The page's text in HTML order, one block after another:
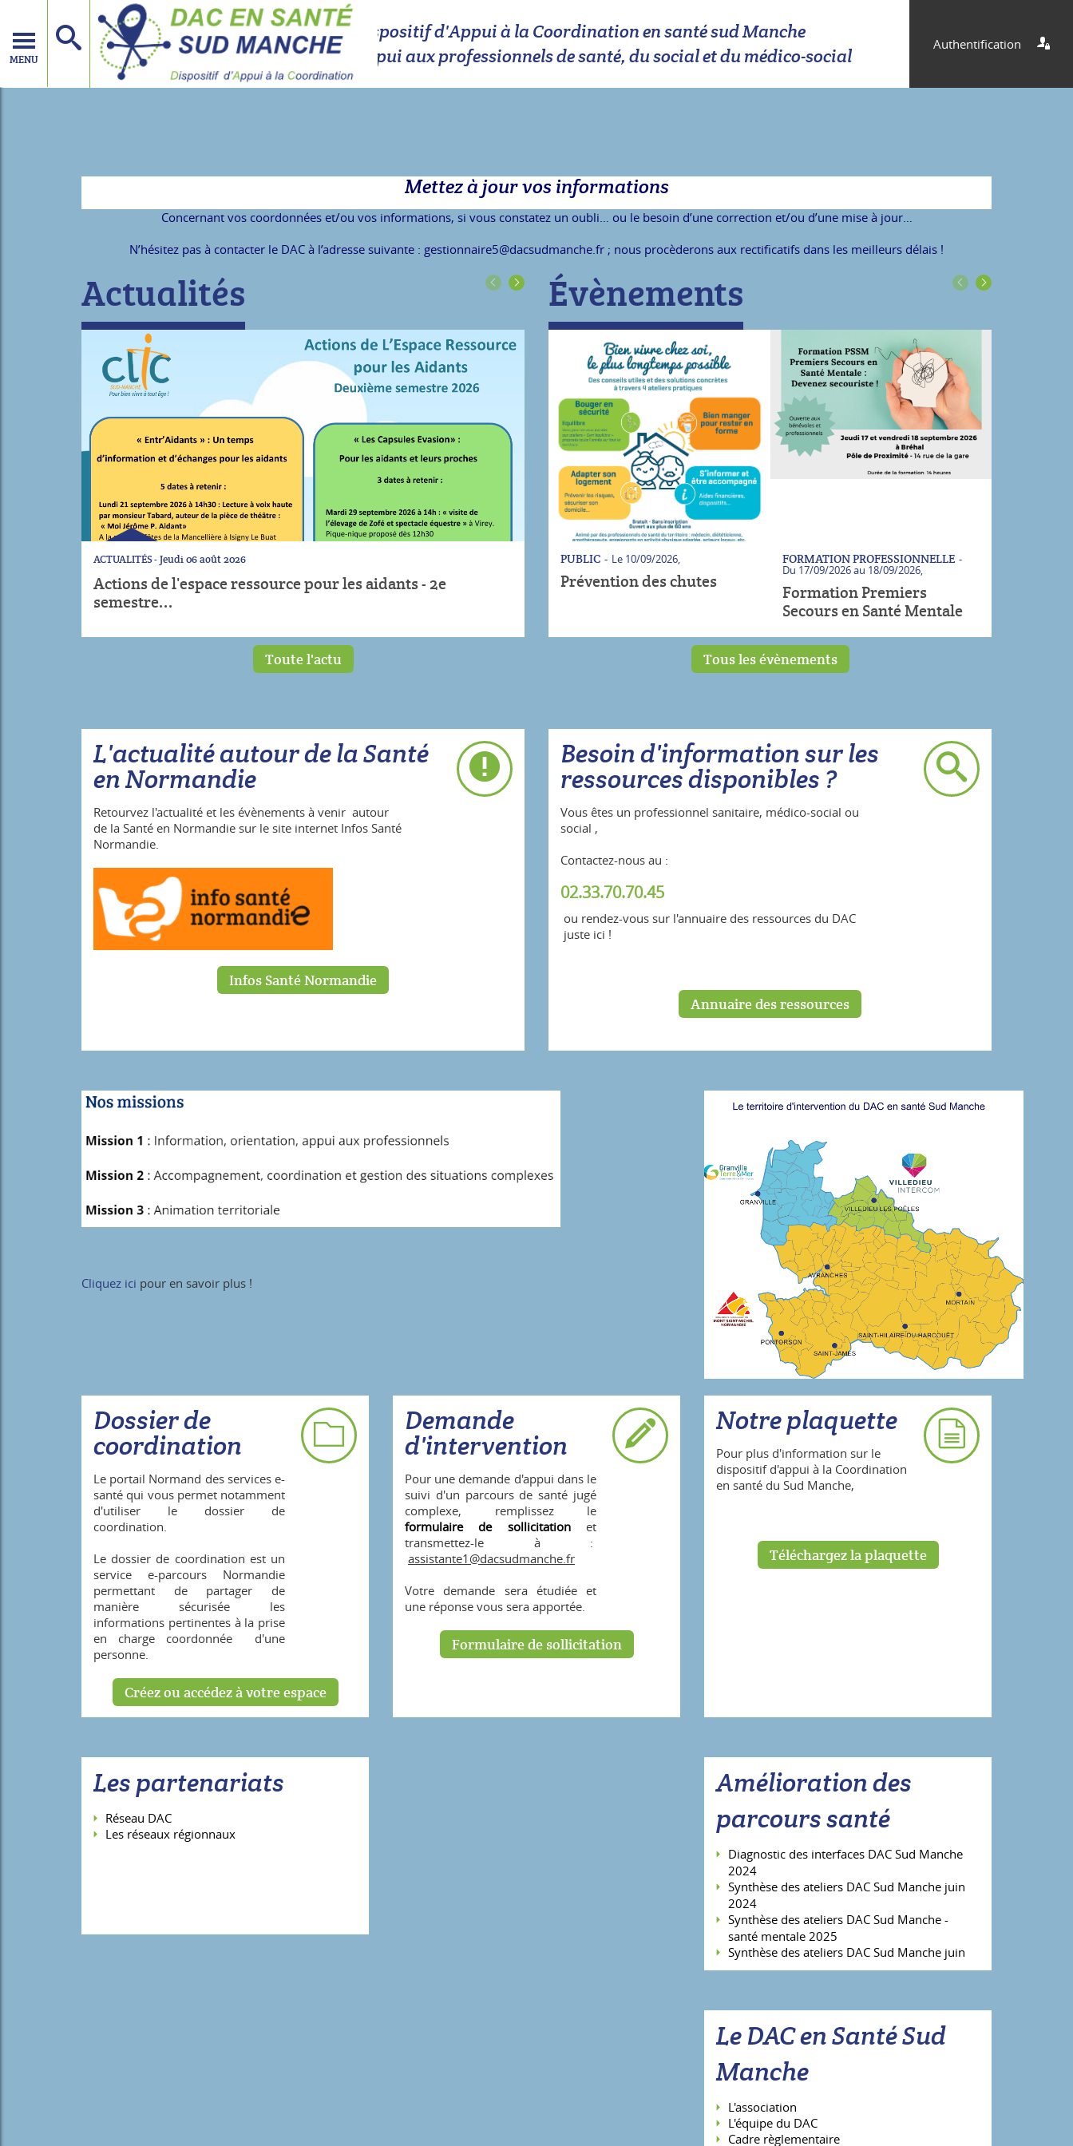
MENU
Authentification
Dispositif d'Appui à la Coordination en santé sud Manche
Appui aux professionnels de santé, du social et du médico-social
Mettez à jour vos informations
Concernant vos coordonnées et/ou vos informations, si vous constatez un oubli… ou le besoin d’une correction et/ou d’une mise à jour…
N’hésitez pas à contacter le DAC à l’adresse suivante : gestionnaire5@dacsudmanche.fr ; nous procèderons aux rectificatifs dans les meilleurs délais !
Actualités
ACTUALITÉS
Entr'Aidants
ACTUALITÉS Vendredi 26 juin 2026
Bulletin d'information du 3C - juin 2026
...
Toute l'actu
L'actualité autour de la Santé
en Normandie
Retourvez l'actualité et les évènements à venir autour
de la Santé en Normandie sur le site internet Infos Santé
Normandie.
Infos Santé Normandie
Évènements
Prévention des chutes
FORMATION PROFESSIONNELLE
Formation Premiers
Secours en Santé Mentale
PROFESSIONNELS Le 18/09/2026,
Journée régionale des soins
oncologiques de support
Tous les évènements
Besoin d'information sur les
ressources disponibles ?
Vous êtes un professionnel sanitaire, médico-social ou
social ,
Contactez-nous au :
02.33.70.70.45
ou rendez-vous sur l'annuaire des ressources du DAC
juste ici !
Annuaire des ressources
Cliquez ici pour en savoir plus !
Dossier de
coordination
Le portail Normand des services e-
santé qui vous permet notamment
d'utiliser le dossier de
coordination.
Le dossier de coordination est un
service e-parcours Normandie
permettant de partager de
manière sécurisée les
informations pertinentes à la prise
en charge coordonnée d'une
personne.
Créez ou accédez à votre espace
Les partenariats
Réseau DAC
Les réseaux régionnaux
Demande
d'intervention
Pour une demande d'appui dans le
suivi d'un parcours de santé jugé
complexe, remplissez le
formulaire de sollicitationet
transmettez-le à :
assistante1@dacsudmanche.fr
Votre demande sera étudiée et
une réponse vous sera apportée.
Formulaire de sollicitation
Notre plaquette
Pour plus d'information sur le
dispositif d'appui à la Coordination
en santé du Sud Manche,
Téléchargez la plaquette
Amélioration des
parcours santé
Diagnostic des interfaces DAC Sud Manche
2024
Synthèse des ateliers DAC Sud Manche juin
2024
Synthèse des ateliers DAC Sud Manche -
santé mentale 2025
Synthèse des ateliers DAC Sud Manche juin
2025
Le DAC en Santé Sud
Manche
L'association
L'équipe du DAC
Cadre règlementaire